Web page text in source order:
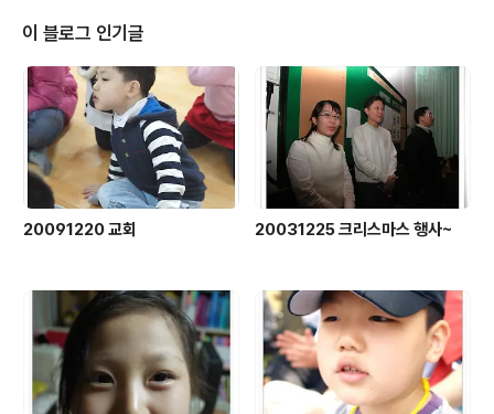
이 블로그 인기글
20091220 교회 20031225 크리스마스 행사~